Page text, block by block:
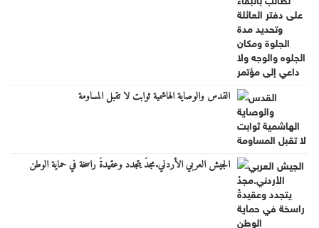
القدس والوصاية الهاشمية ثوابت لا تقبل المساومة
الجيش العربي الأردني.مجدٌ يتجدد وعقيدةٌ راسخة في حماية الوطن